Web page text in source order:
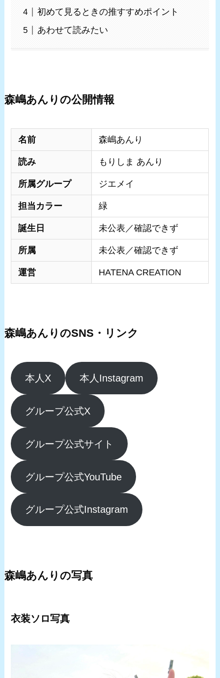
初めて見るときの推すすめポイント
あわせて読みたい
森嶋あんりの公開情報
名前 森嶋あんり
読み もりしま あんり
所属グループ ジエメイ
担当カラー 緑
誕生日 未公表／確認できず
所属 未公表／確認できず
運営 HATENA CREATION
森嶋あんりのSNS・リンク
本人X 本人Instagram
グループ公式X
グループ公式サイト
グループ公式YouTube
グループ公式Instagram
森嶋あんりの写真
衣装ソロ写真